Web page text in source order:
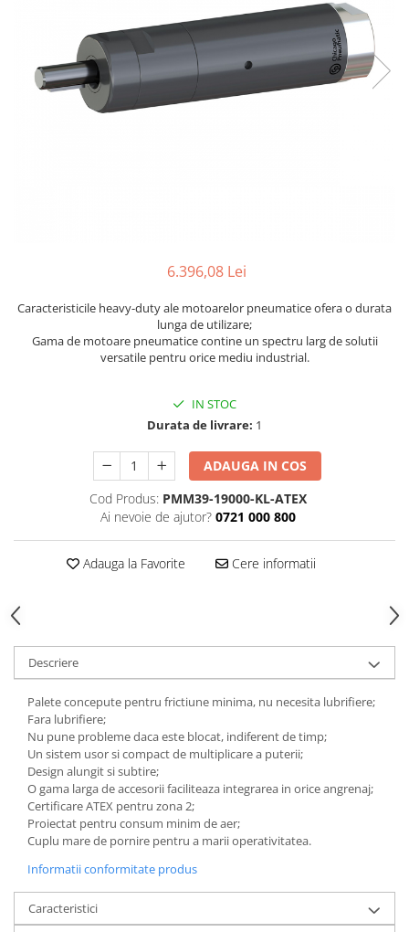
Bormasini pneumatice
Chei pneumatice cu impact
Ciocane daltuitoare pneumatice
Clesti pneumatici
Polizoare unghiulare pneumatice
Polizoare verticale
Tăiere și nituire pneumatică
6.396,08 Lei
Caracteristicile heavy-duty ale motoarelor pneumatice ofera o durata
lunga de utilizare;
Gama de motoare pneumatice contine un spectru larg de solutii
versatile pentru orice mediu industrial.
IN STOC
Durata de livrare: 1
ADAUGA IN COS
Cod Produs: PMM39-19000-KL-ATEX
Ai nevoie de ajutor? 0721 000 800
Adauga la Favorite Cere informatii
Descriere
Palete concepute pentru frictiune minima, nu necesita lubrifiere;
Fara lubrifiere;
Nu pune probleme daca este blocat, indiferent de timp;
Un sistem usor si compact de multiplicare a puterii;
Design alungit si subtire;
O gama larga de accesorii faciliteaza integrarea in orice angrenaj;
Certificare ATEX pentru zona 2;
Proiectat pentru consum minim de aer;
Cuplu mare de pornire pentru a marii operativitatea.
Informatii conformitate produs
Caracteristici